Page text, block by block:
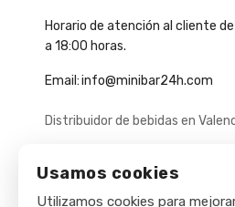
Usamos cookies
Utilizamos cookies para
Horario de atención al cliente
a 18:00 horas.
Email:info@minibar24h.com
Distribuidor de bebidas en